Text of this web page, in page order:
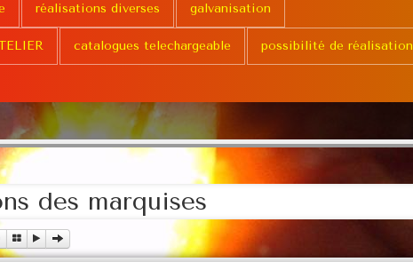
réalisations diverses galvanisation
catalogues telechargeable possibilité de réalisation
des marquises